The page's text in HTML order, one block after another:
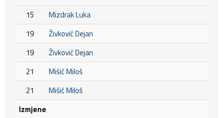
15
Mizdrak Luka
19
Živković Dejan
19
Živković Dejan
21
Mišić Miloš
21
Mišić Miloš
Izmjene